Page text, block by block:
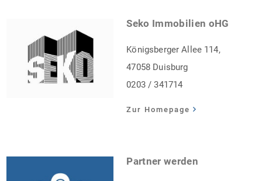
Seko Immobilien oHG
Königsberger Allee 114,
47058 Duisburg
0203 / 341714
Zur Homepage
Partner werden